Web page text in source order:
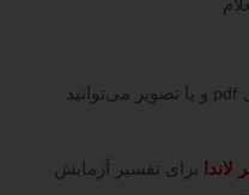
pdf و یا تصویر می‌توانید
لاندا برای تفسیر آزمایش